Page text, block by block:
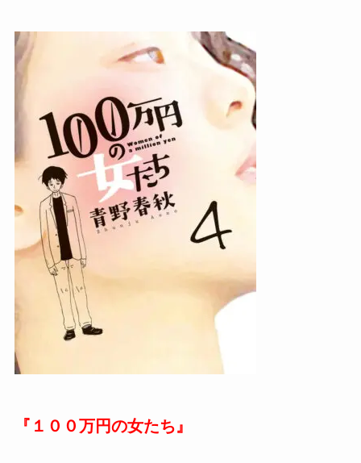
『１００万円の女たち』